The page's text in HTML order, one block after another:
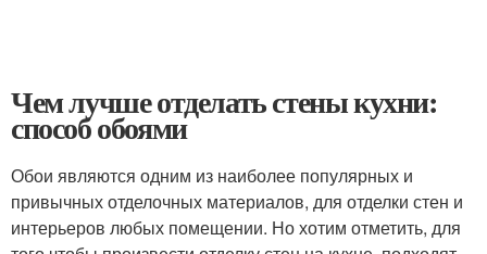
Чем лучше отделать стены кухни:
способ обоями
Обои являются одним из наиболее популярных и
привычных отделочных материалов, для отделки стен и
интерьеров любых помещении. Но хотим отметить, для